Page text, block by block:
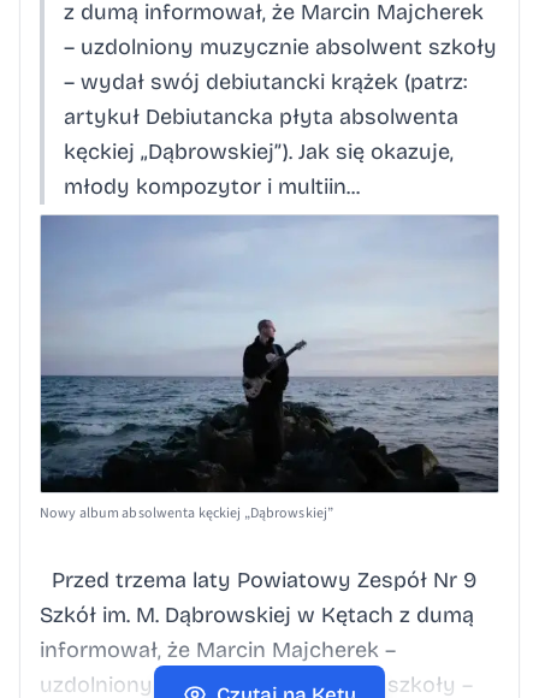
z dumą informował, że Marcin Majcherek
– uzdolniony muzycznie absolwent szkoły
– wydał swój debiutancki krążek (patrz:
artykuł Debiutancka płyta absolwenta
kęckiej „Dąbrowskiej”). Jak się okazuje,
młody kompozytor i multiin...
Nowy album absolwenta kęckiej „Dąbrowskiej”
Przed trzema laty Powiatowy Zespół Nr 9
Szkół im. M. Dąbrowskiej w Kętach z dumą
informował, że Marcin Majcherek –
uzdolniony muzycznie absolwent szkoły –